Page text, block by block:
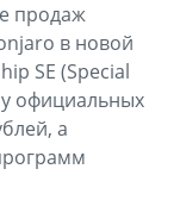
₽*
продаж
в новой
SE (Special
официальных
а